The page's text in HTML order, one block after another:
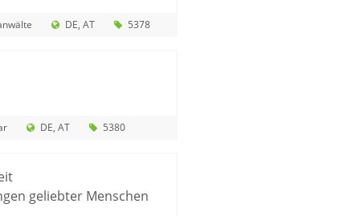
DE AT 5378
DE AT 5380
geliebter Menschen